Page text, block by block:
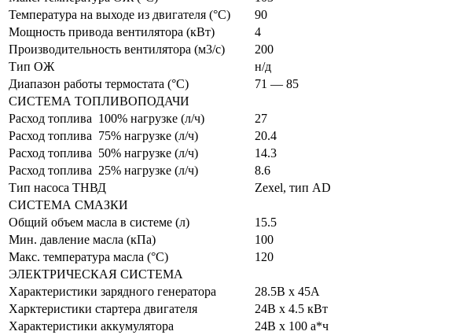
Температура на выходе из двигателя (°C)
90
Мощность привода вентилятора (кВт)
4
Производительность вентилятора (м3/c)
200
Тип ОЖ
н/д
Диапазон работы термостата (°C)
71 — 85
СИСТЕМА ТОПЛИВОПОДАЧИ
Расход топлива 100% нагрузке (л/ч)
27
Расход топлива 75% нагрузке (л/ч)
20.4
Расход топлива 50% нагрузке (л/ч)
14.3
Расход топлива 25% нагрузке (л/ч)
8.6
Тип насоса ТНВД
Zexel, тип AD
СИСТЕМА СМАЗКИ
Общий объем масла в системе (л)
15.5
Мин. давление масла (кПа)
100
Макс. температура масла (°C)
120
ЭЛЕКТРИЧЕСКАЯ СИСТЕМА
Характеристики зарядного генератора
28.5В х 45А
Харктеристики стартера двигателя
24В х 4.5 кВт
Характеристики аккумулятора
24В х 100 а*ч